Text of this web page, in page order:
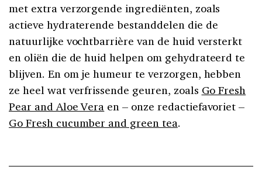
met extra verzorgende ingrediënten, zoals
actieve hydraterende bestanddelen die de
natuurlijke vochtbarrière van de huid versterkt
en oliën die de huid helpen om gehydrateerd te
blijven. En om je humeur te verzorgen, hebben
ze heel wat verfrissende geuren, zoals Go Fresh
Pear and Aloe Vera en – onze redactiefavoriet –
Go Fresh cucumber and green tea.